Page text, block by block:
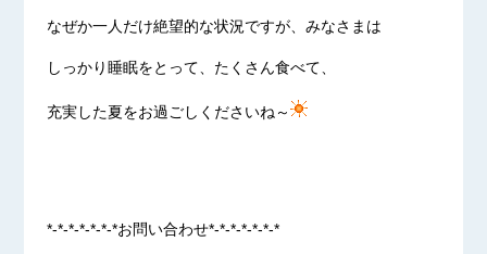
なぜか一人だけ絶望的な状況ですが、みなさまは
しっかり睡眠をとって、たくさん食べて、
充実した夏をお過ごしくださいね～
*-*-*-*-*-*-*お問い合わせ*-*-*-*-*-*-*